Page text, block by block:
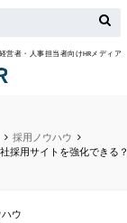
経営者・人事担当者向けHRメディア
採用ノウハウ
採用サイトを強化できる
ウ